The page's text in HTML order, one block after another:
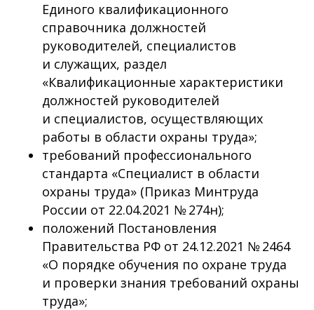
Единого квалификационного
справочника должностей
руководителей, специалистов
и служащих, раздел
«Квалификационные характеристики
должностей руководителей
и специалистов, осуществляющих
работы в области охраны труда»;
требований профессионального
стандарта «Специалист в области
охраны труда» (Приказ Минтруда
России от 22.04.2021 № 274н);
положений Постановления
Правительства РФ от 24.12.2021 № 2464
«О порядке обучения по охране труда
и проверки знания требований охраны
труда»;